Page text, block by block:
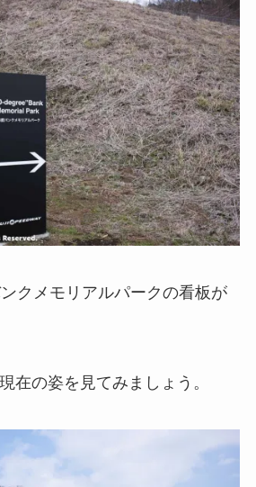
クメモリアルパークの看板が
在の姿を見てみましょう。